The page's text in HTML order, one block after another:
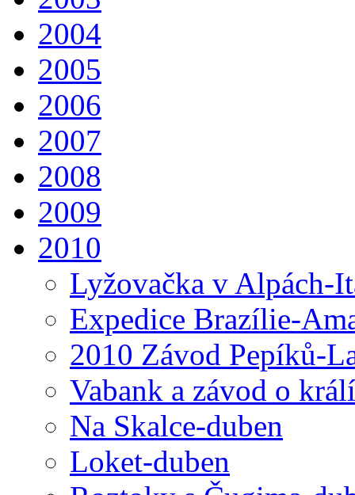
2004
2005
2006
2007
2008
2009
2010
Lyžovačka v Alpách-
Expedice Brazílie-
2010 Závod Pepíků-
Vabank a závod o
Na Skalce-duben
Loket-duben